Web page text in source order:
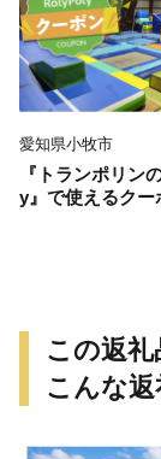
愛知県小牧市
『トランポリン
y』で使えるクー
この返
こんな